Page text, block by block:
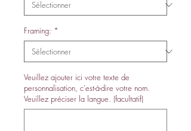
Framing: *
Veuillez ajouter ici votre texte de
personnalisation, c'est-à-dire votre nom.
Veuillez préciser la langue. (facultatif)